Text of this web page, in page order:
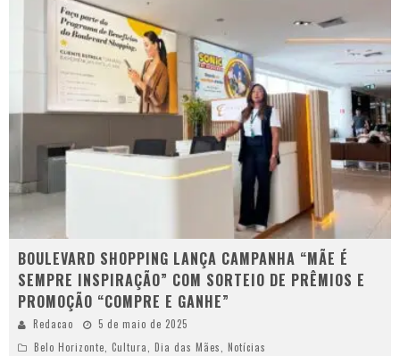
BOULEVARD SHOPPING LANÇA CAMPANHA “MÃE É
SEMPRE INSPIRAÇÃO” COM SORTEIO DE PRÊMIOS E
PROMOÇÃO “COMPRE E GANHE”
Redacao
5 de maio de 2025
Belo Horizonte, Cultura, Dia das Mães, Notícias